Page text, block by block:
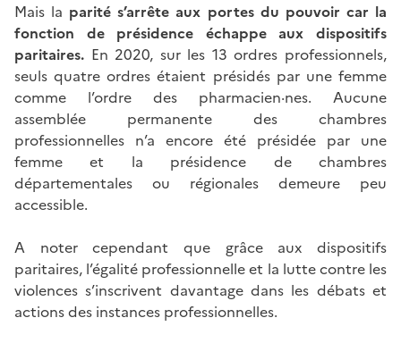
Mais la parité s’arrête aux portes du pouvoir car la
fonction de présidence échappe aux dispositifs
paritaires. En 2020, sur les 13 ordres professionnels,
seuls quatre ordres étaient présidés par une femme
comme l’ordre des pharmacien·nes. Aucune
assemblée permanente des chambres
professionnelles n’a encore été présidée par une
femme et la présidence de chambres
départementales ou régionales demeure peu
accessible.
A noter cependant que grâce aux dispositifs
paritaires, l’égalité professionnelle et la lutte contre les
violences s’inscrivent davantage dans les débats et
actions des instances professionnelles.